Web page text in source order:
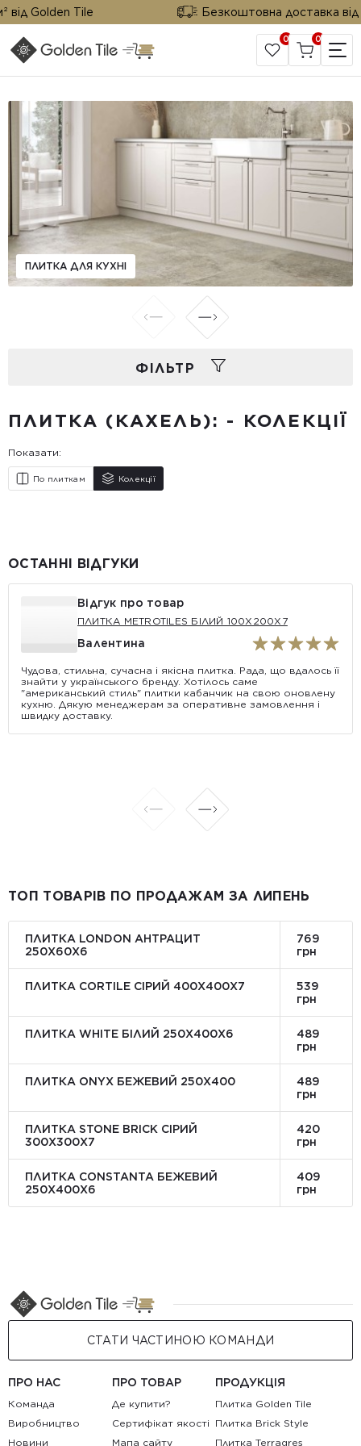
Golden Tile Безкоштовна доставка від
САЙТ КОМПАНІЇ
0 0
ПЛИТКА ДЛЯ КУХНІ
ФIЛЬТР
ПЛИТКА (КАХЕЛЬ): - КОЛЕКЦІЇ
Показати:
По плиткам Колекції
ОСТАННІ ВІДГУКИ
Відгук про товар
ПЛИТКА METROTILES БІЛИЙ 100X200X7
Валентина
Чудова, стильна, сучасна і якісна плитка. Рада, що вдалось її
знайти у українського бренду. Хотілось саме
"американський стиль" плитки кабанчик на свою оновлену
кухню. Дякую менеджерам за оперативне замовлення і
швидку доставку.
ТОП ТОВАРІВ ПО ПРОДАЖАМ ЗА ЛИПЕНЬ
ПЛИТКА LONDON АНТРАЦИТ
250Х60Х6
769
грн
ПЛИТКА CORTILE СІРИЙ 400X400X7
539
грн
ПЛИТКА WHITE БІЛИЙ 250Х400Х6
489
грн
ПЛИТКА ONYX БЕЖЕВИЙ 250X400
489
грн
ПЛИТКА STONE BRICK СІРИЙ
300Х300X7
420
грн
ПЛИТКА CONSTANTA БЕЖЕВИЙ
250Х400X6
409
грн
СТАТИ ЧАСТИНОЮ КОМАНДИ
ПРО НАС
Команда
Виробництво
Новини
ПРО ТОВАР
Де купити?
Сертифікат якості
Мапа сайту
ПРОДУКЦІЯ
Плитка Golden Tile
Плитка Brick Style
Плитка Terragres